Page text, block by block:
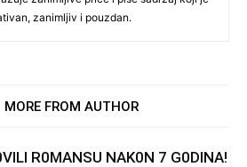
zanimljiv i pouzdan.
MORE FROM AUTHOR
R0MANSU NAK0N 7 G0DlNA!